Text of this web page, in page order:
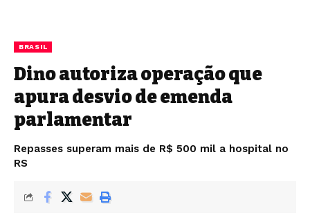
BRASIL
Dino autoriza operação que
apura desvio de emenda
parlamentar
Repasses superam mais de R$ 500 mil a hospital no
RS